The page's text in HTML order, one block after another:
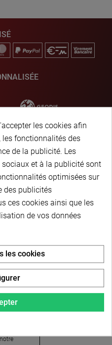
espace
« Compte »
la page) et
pour vous
les cookies afin
fonctionnalités des
de la publicité. Les
et à la publicité sont
optimisées sur
des publicités
ces cookies ainsi que les
de vos données
les cookies